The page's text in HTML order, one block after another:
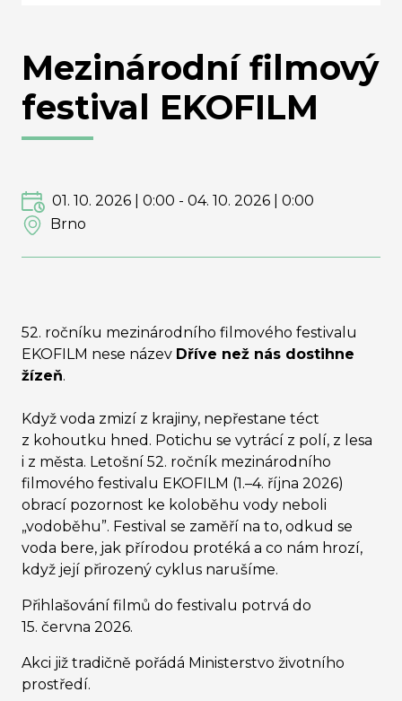
Mezinárodní filmový
festival EKOFILM
01. 10. 2026 | 0:00 - 04. 10. 2026 | 0:00
Brno
52. ročníku mezinárodního filmového festivalu
EKOFILM nese název Dříve než nás dostihne
žízeň.
Když voda zmizí z krajiny, nepřestane téct
z kohoutku hned. Potichu se vytrácí z polí, z lesa
i z města. Letošní 52. ročník mezinárodního
filmového festivalu EKOFILM (1.–4. října 2026)
obrací pozornost ke koloběhu vody neboli
„vodoběhu”. Festival se zaměří na to, odkud se
voda bere, jak přírodou protéká a co nám hrozí,
když její přirozený cyklus narušíme.
Přihlašování filmů do festivalu potrvá do
15. června 2026.
Akci již tradičně pořádá Ministerstvo životního
prostředí.